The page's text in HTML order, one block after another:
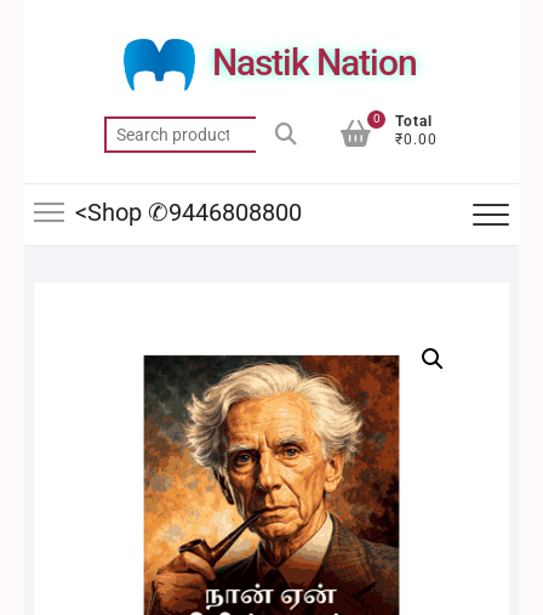
Nastik Nation
Search
for:
0
Total
₹0.00
<Shop ✆9446808800